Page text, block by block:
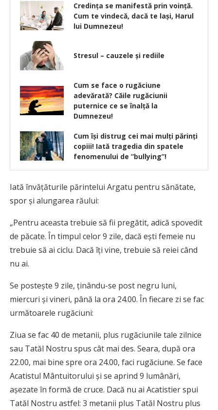
Credinţa se manifestă prin voinţă.
Cum te vindecă, dacă te laşi, Harul
lui Dumnezeu!
Stresul – cauzele și rediile
Cum se face o rugăciune
adevărată? Căile rugăciunii
puternice ce se înalță la
Dumnezeu!
Cum își distrug cei mai mulți părinți
copiii! Iată tragedia din spatele
fenomenului de ”bullying”!
Iată învățăturile părintelui Argatu pentru sănătate,
spor și alungarea răului:
„Pentru aceasta trebuie să fii pregătit, adică spovedit
de păcate. În timpul celor 9 zile, dacă ești femeie nu
trebuie să ai ciclu. Dacă îți vine, trebuie să reiei când
nu ai.
Se postește 9 zile, ținându-se post negru luni,
miercuri și vineri, până la ora 24.00. În fiecare zi se fac
următoarele rugăciuni:
Ziua se fac 40 de metanii, plus rugăciunile tale zilnice
sau Tatăl Nostru spus cât mai des. Seara, după ora
22.00, mai bine spre ora 24.00, faci rugăciune. Se face
Acatistul Mântuitorului și se aprind 9 lumânări,
așezate în formă de cruce. Dacă nu ai Acatistier spui
Tatăl Nostru astfel: 3 metanii plus Tatăl Nostru plus